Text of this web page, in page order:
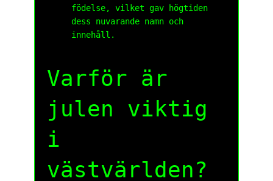
födelse, vilket gav högtiden
dess nuvarande namn och
innehåll.
Varför är
julen viktig
i
västvärlden?